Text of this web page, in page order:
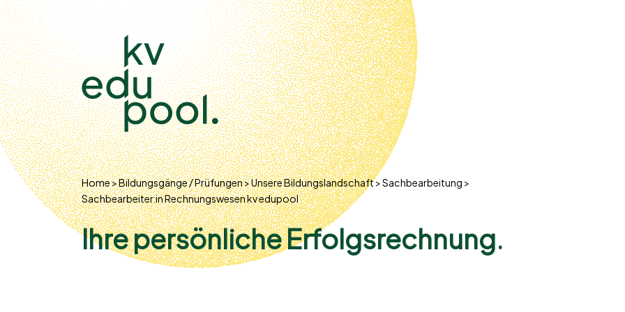
DE/ FR/ IT
Home Bildungsgänge / Prüfungen Unsere Bildungslandschaft
Sachbearbeitung
Sachbearbeiter:in Rechnungswesen kv edupool
Ihre persönliche Erfolgsrechnung.